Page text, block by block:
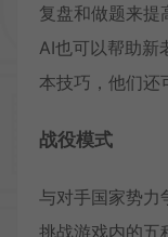
复盘和做题来提
AI也可以帮助新
本技巧，他们还
战役模式
与对手国家势力
挑战游戏内的五